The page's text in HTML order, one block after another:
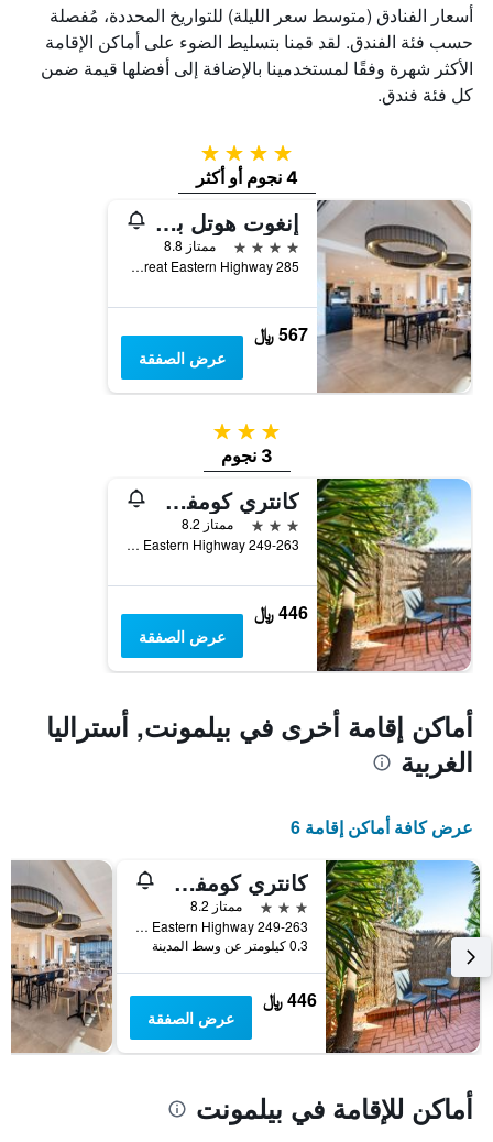
أسعار الفنادق (متوسط سعر الليلة) للتواريخ المحددة، مُفصلة
حسب فئة الفندق. لقد قمنا بتسليط الضوء على أماكن الإقامة
الأكثر شهرة وفقًا لمستخدمينا بالإضافة إلى أفضلها قيمة ضمن
كل فئة فندق.
4 نجوم
4 نجوم أو أكثر
إنغوت هوتل بيرث ، آن أسسيند كوليكشن هوتل
4 نجوم
ممتاز 8.8
285 Great Eastern Highway, بيلمونت, WA, أستراليا
567 ﷼
عرض الصفقة
3 نجوم
3 نجوم
كانتري كومفرت بيرث
3 نجوم
ممتاز 8.2
249-263 Great Eastern Highway, بيلمونت, WA, أستراليا
446 ﷼
عرض الصفقة
أماكن إقامة أخرى في بيلمونت, أستراليا
الغربية
عرض كافة أماكن إقامة 6
كانتري كومفرت بيرث
3 نجوم
ممتاز 8.2
249-263 Great Eastern Highway, بيلمونت, WA, أستراليا
0.3 كيلومتر عن وسط المدينة
446 ﷼
عرض الصفقة
أماكن للإقامة في بيلمونت